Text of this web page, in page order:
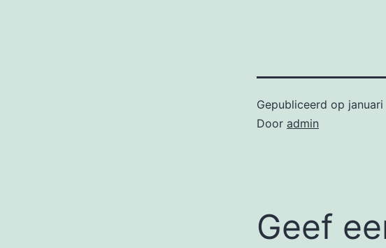
Gepubliceerd op januari
Door admin
Geef